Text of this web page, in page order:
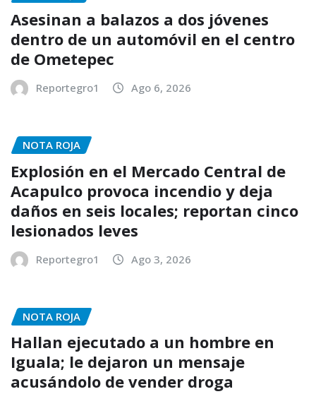
Asesinan a balazos a dos jóvenes
dentro de un automóvil en el centro
de Ometepec
Reportegro1 Ago 6, 2026
NOTA ROJA
Explosión en el Mercado Central de
Acapulco provoca incendio y deja
daños en seis locales; reportan cinco
lesionados leves
Reportegro1 Ago 3, 2026
NOTA ROJA
Hallan ejecutado a un hombre en
Iguala; le dejaron un mensaje
acusándolo de vender droga